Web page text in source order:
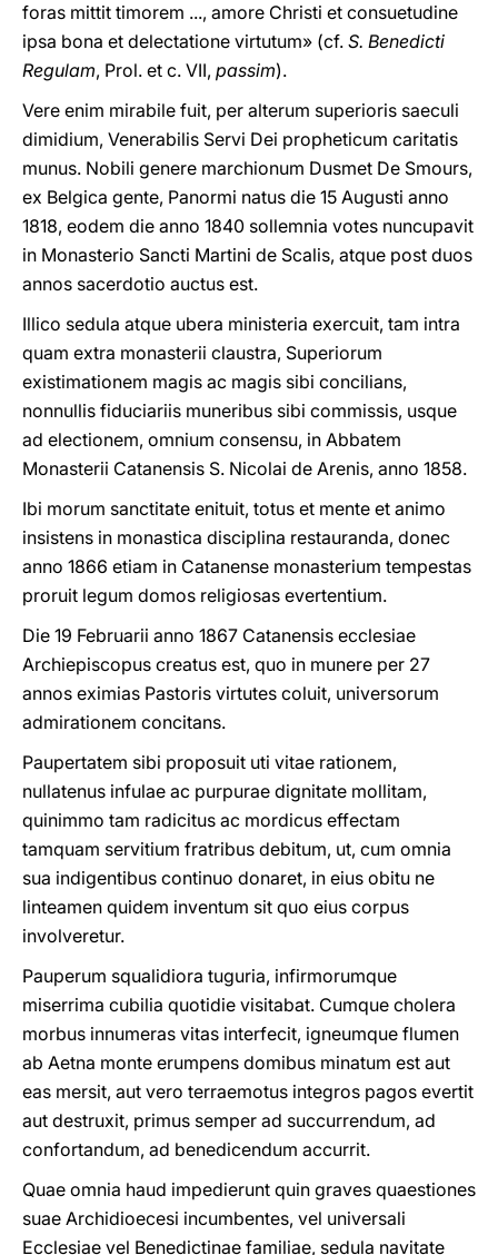
foras mittit timorem ..., amore Christi et consuetudine
ipsa bona et delectatione virtutum» (cf. S. Benedicti
Regulam, Prol. et c. VII, passim).
Vere enim mirabile fuit, per alterum superioris saeculi
dimidium, Venerabilis Servi Dei propheticum caritatis
munus. Nobili genere marchionum Dusmet De Smours,
ex Belgica gente, Panormi natus die 15 Augusti anno
1818, eodem die anno 1840 sollemnia votes nuncupavit
in Monasterio Sancti Martini de Scalis, atque post duos
annos sacerdotio auctus est.
Illico sedula atque ubera ministeria exercuit, tam intra
quam extra monasterii claustra, Superiorum
existimationem magis ac magis sibi concilians,
nonnullis fiduciariis muneribus sibi commissis, usque
ad electionem, omnium consensu, in Abbatem
Monasterii Catanensis S. Nicolai de Arenis, anno 1858.
Ibi morum sanctitate enituit, totus et mente et animo
insistens in monastica disciplina restauranda, donec
anno 1866 etiam in Catanense monasterium tempestas
proruit legum domos religiosas evertentium.
Die 19 Februarii anno 1867 Catanensis ecclesiae
Archiepiscopus creatus est, quo in munere per 27
annos eximias Pastoris virtutes coluit, universorum
admirationem concitans.
Paupertatem sibi proposuit uti vitae rationem,
nullatenus infulae ac purpurae dignitate mollitam,
quinimmo tam radicitus ac mordicus effectam
tamquam servitium fratribus debitum, ut, cum omnia
sua indigentibus continuo donaret, in eius obitu ne
linteamen quidem inventum sit quo eius corpus
involveretur.
Pauperum squalidiora tuguria, infirmorumque
miserrima cubilia quotidie visitabat. Cumque cholera
morbus innumeras vitas interfecit, igneumque flumen
ab Aetna monte erumpens domibus minatum est aut
eas mersit, aut vero terraemotus integros pagos evertit
aut destruxit, primus semper ad succurrendum, ad
confortandum, ad benedicendum accurrit.
Quae omnia haud impedierunt quin graves quaestiones
suae Archidioecesi incumbentes, vel universali
Ecclesiae vel Benedictinae familiae, sedula navitate